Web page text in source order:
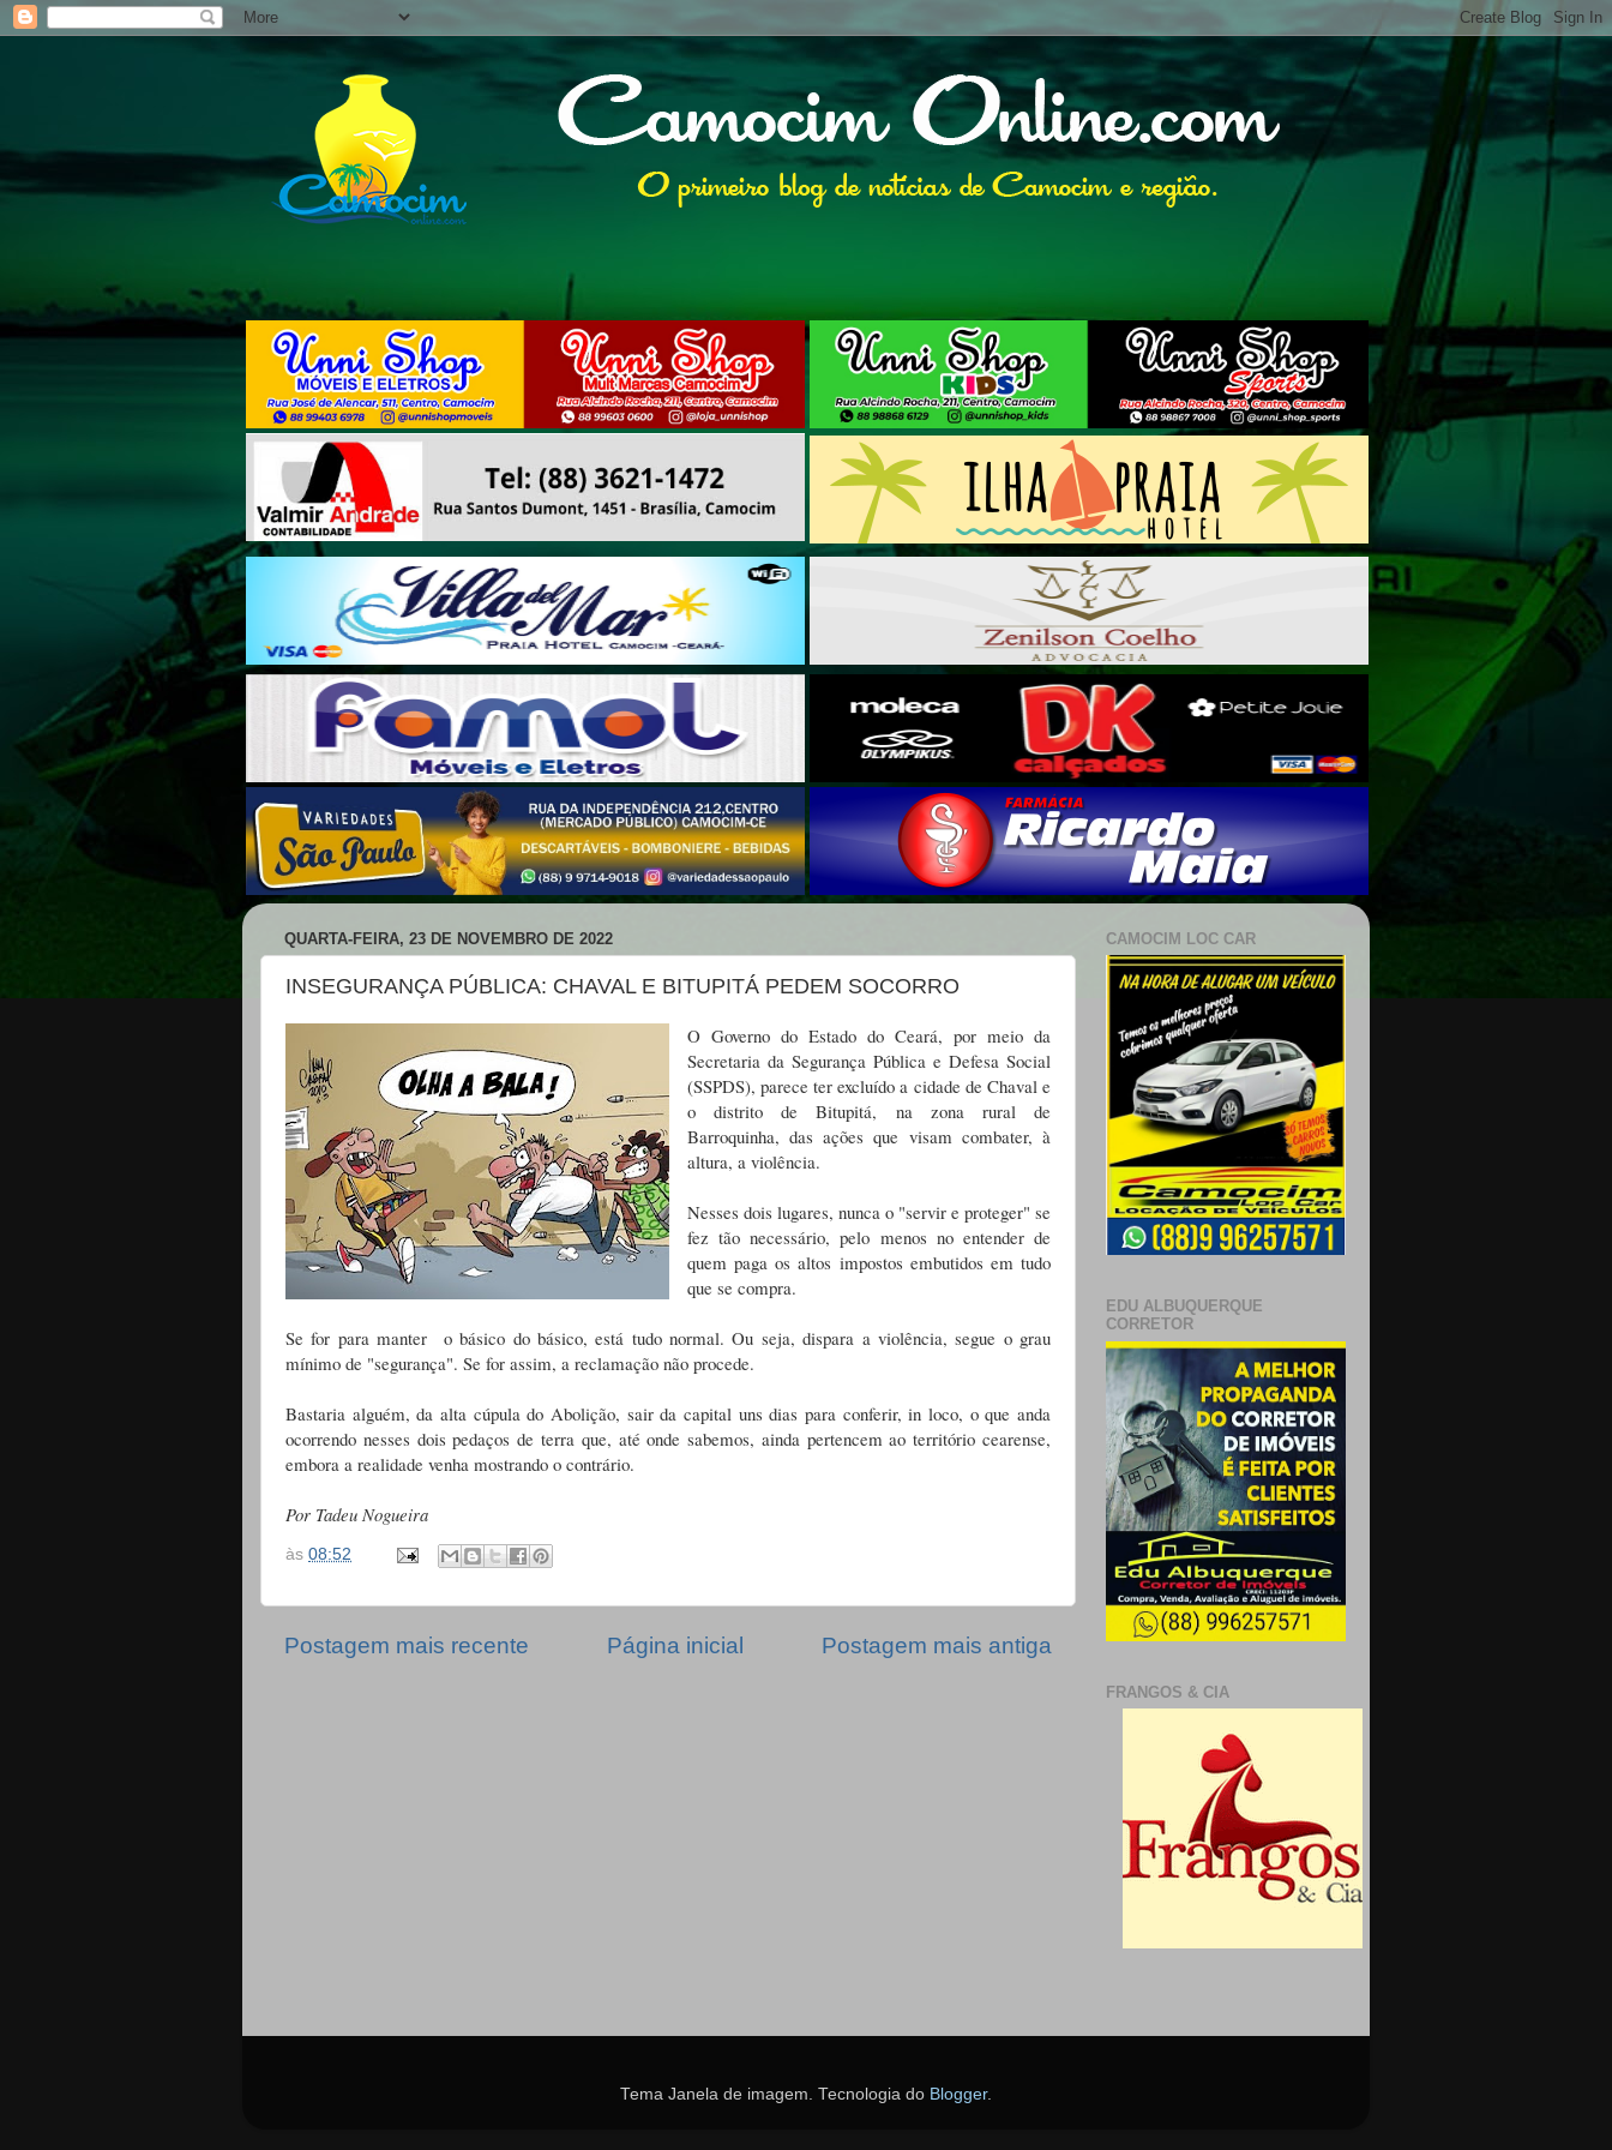
QUARTA-FEIRA, 23 DE NOVEMBRO DE 2022
INSEGURANÇA PÚBLICA: CHAVAL E BITUPITÁ PEDEM SOCORRO
O Governo do Estado do Ceará, por meio da
Secretaria da Segurança Pública e Defesa Social
(SSPDS), parece ter excluído a cidade de Chaval e
o distrito de Bitupitá, na zona rural de
Barroquinha, das ações que visam combater, à
altura, a violência.
Nesses dois lugares, nunca o "servir e proteger" se
fez tão necessário, pelo menos no entender de
quem paga os altos impostos embutidos em tudo
que se compra.
Se for para manter o básico do básico, está tudo normal. Ou seja, dispara a violência, segue o grau
mínimo de "segurança". Se for assim, a reclamação não procede.
Bastaria alguém, da alta cúpula do Abolição, sair da capital uns dias para conferir, in loco, o que anda
ocorrendo nesses dois pedaços de terra que, até onde sabemos, ainda pertencem ao território cearense,
embora a realidade venha mostrando o contrário.
Por Tadeu Nogueira
às 08:52
Postagem mais recente Postagem mais antiga
Página inicial
CAMOCIM LOC CAR
EDU ALBUQUERQUE
CORRETOR
FRANGOS & CIA
Tema Janela de imagem. Tecnologia do Blogger.